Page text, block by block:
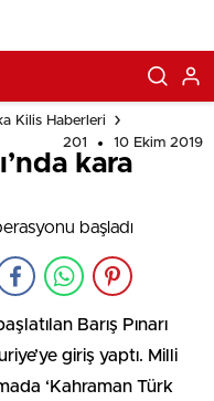
Kilis Haberleri
201
10 Ekim 2019
kara
Barış Pınarı
giriş yaptı. Milli
‘Kahraman Türk